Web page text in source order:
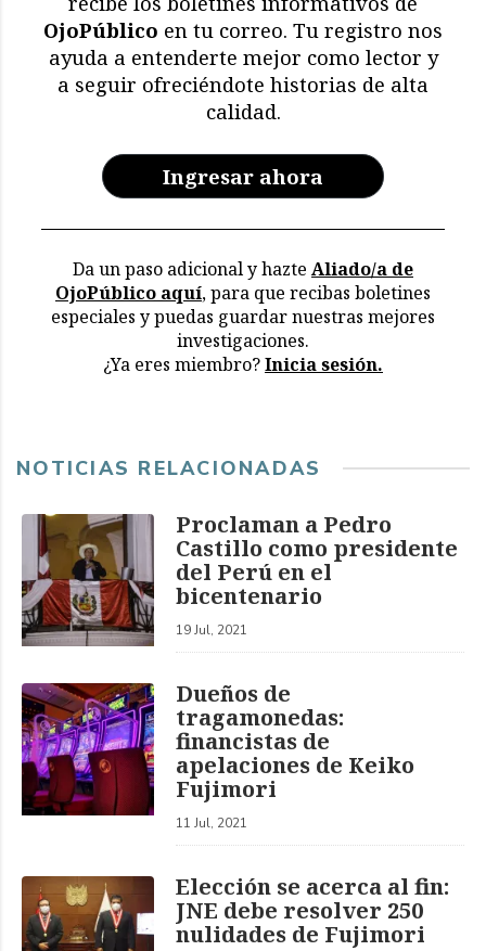
Memoria en riesgo:
restricciones y deterioro
en los archivos de la CVR
OjoPúblico en tu correo. Tu registro nos
ayuda a entenderte mejor como lector y
a seguir ofreciéndote historias de alta
calidad.
Ingresar ahora
Da un paso adicional y hazte Aliado/a de
OjoPúblico aquí, para que recibas boletines
especiales y puedas guardar nuestras mejores
investigaciones.
¿Ya eres miembro?Inicia sesión.
NOTICIAS RELACIONADAS
Proclaman a Pedro
Castillo como presidente
del Perú en el
bicentenario
19 Jul, 2021
Dueños de
tragamonedas:
financistas de
apelaciones de Keiko
Fujimori
11 Jul, 2021
Elección se acerca al fin:
JNE debe resolver 250
nulidades de Fujimori